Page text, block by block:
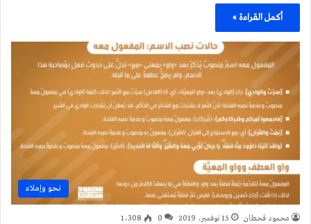
أكمل القراءة »
نحو وإملاء
محمود قحطان 15 نوفمبر، 2019 0 1٬308